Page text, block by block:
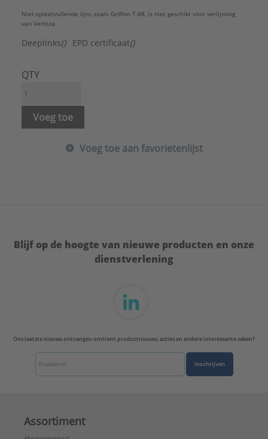
Niet-spleetvullende lijm, zoals Griffon T-88, is niet geschikt voor verlijming
van Ventiza.
Deeplinks() EPD certificaat()
QTY
Voeg toe
Voeg toe aan favorietenlijst
Blijf op de hoogte van nieuwe producten en onze
dienstverlening
Ons laatste nieuws ontvangen omtrent productnieuws, acties en andere interessante zaken?
Inschrijven
Assortiment